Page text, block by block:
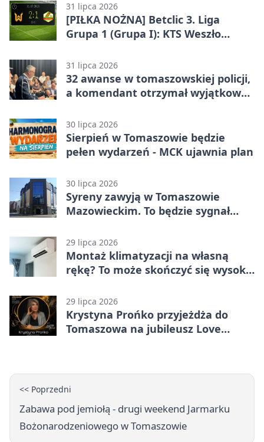
31 lipca 2026
[PIŁKA NOŻNA] Betclic 3. Liga
Grupa 1 (Grupa I): KTS Weszło
Mazowiecki 2:1
31 lipca 2026
32 awanse w tomaszowskiej policji,
a komendant otrzymał wyjątkowy
30 lipca 2026
Sierpień w Tomaszowie będzie
pełen wydarzeń - MCK ujawnia plan
30 lipca 2026
Syreny zawyją w Tomaszowie
Mazowieckim. To będzie sygnał
29 lipca 2026
Montaż klimatyzacji na własną
rękę? To może skończyć się wysoką
29 lipca 2026
Krystyna Prońko przyjeżdża do
Tomaszowa na jubileusz Love
<< Poprzedni
Zabawa pod jemiołą - drugi weekend Jarmarku
Bożonarodzeniowego w Tomaszowie